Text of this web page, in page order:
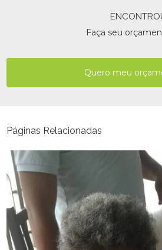
Faça seu
Quero meu
Páginas Relacionadas